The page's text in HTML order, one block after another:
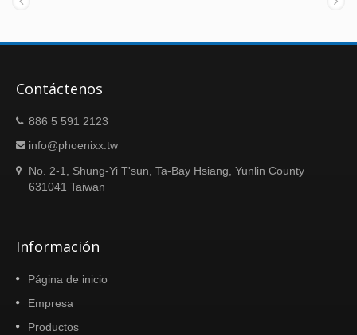
Contáctenos
886 5 591 2123
info@phoenixx.tw
No. 2-1, Shung-Yi T'sun, Ta-Bay Hsiang, Yunlin County
631041 Taiwan
Información
Página de inicio
Empresa
Productos